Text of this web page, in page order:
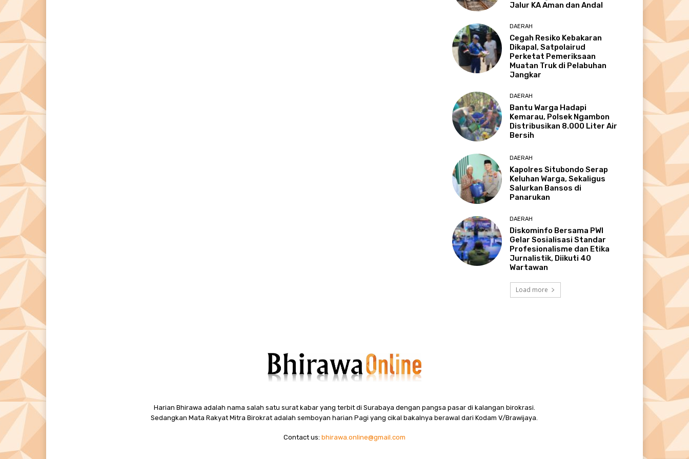
Jalur KA Aman dan Andal
DAERAH
Cegah Resiko Kebakaran
Dikapal, Satpolairud
Perketat Pemeriksaan
Muatan Truk di Pelabuhan
Jangkar
DAERAH
Bantu Warga Hadapi
Kemarau, Polsek Ngambon
Distribusikan 8.000 Liter Air
Bersih
DAERAH
Kapolres Situbondo Serap
Keluhan Warga, Sekaligus
Salurkan Bansos di
Panarukan
DAERAH
Diskominfo Bersama PWI
Gelar Sosialisasi Standar
Profesionalisme dan Etika
Jurnalistik, Diikuti 40
Wartawan
Load more
Harian Bhirawa adalah nama salah satu surat kabar yang terbit di Surabaya dengan pangsa pasar di kalangan birokrasi.
Sedangkan Mata Rakyat Mitra Birokrat adalah semboyan harian Pagi yang cikal bakalnya berawal dari Kodam V/Brawijaya.
Contact us: bhirawa.online@gmail.com